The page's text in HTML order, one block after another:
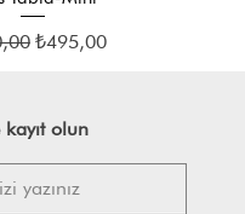
Fiyat
İndirimli Fiyat
₺495,00
olun